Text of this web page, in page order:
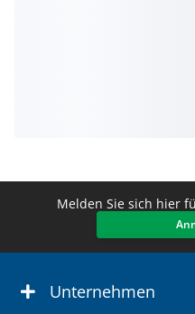
Melden Sie sich hier
Unternehmen